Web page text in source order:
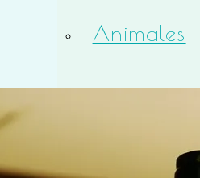
Animales